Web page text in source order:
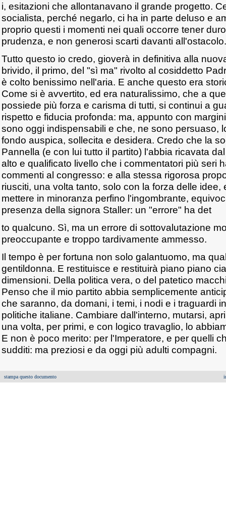
i, esitazioni che allontanavano il grande progetto.
socialista, perché negarlo, ci ha in parte deluso e
proprio questi i momenti nei quali occorre tener
prudenza, e non generosi scarti davanti all'ostacolo.
Tutto questo io credo, gioverà in definitiva alla
brivido, il primo, del "sì ma" rivolto al cosiddetto
è colto benissimo nell'aria. E anche questo era
Come si è avvertito, ed era naturalissimo, che a
possiede più forza e carisma di tutti, si continui a
rispetto e fiducia profonda: ma, appunto con
sono oggi indispensabili e che, ne sono persuaso,
fondo auspica, sollecita e desidera. Credo che la
Pannella (e con lui tutto il partito) l'abbia ricavata
alto e qualificato livello che i commentatori più seri
commenti al congresso: e alla stessa rigorosa
riusciti, una volta tanto, solo con la forza delle idee,
mettere in minoranza perfino l'ingombrante,
presenza della signora Staller: un "errore" ha det
to qualcuno. Sì, ma un errore di sottovalutazione
preoccupante e troppo tardivamente ammesso.
Il tempo è per fortuna non solo galantuomo, ma
gentildonna. E restituisce e restituirà piano piano
dimensioni. Della politica vera, o del patetico
Penso che il mio partito abbia semplicemente
che saranno, da domani, i temi, i nodi e i traguardi
politiche italiane. Cambiare dall'interno, mutarsi,
una volta, per primi, e con logico travaglio, lo
E non è poco merito: per l'Imperatore, e per quelli
sudditi: ma preziosi e da oggi più adulti compagni.
stampa questo documento